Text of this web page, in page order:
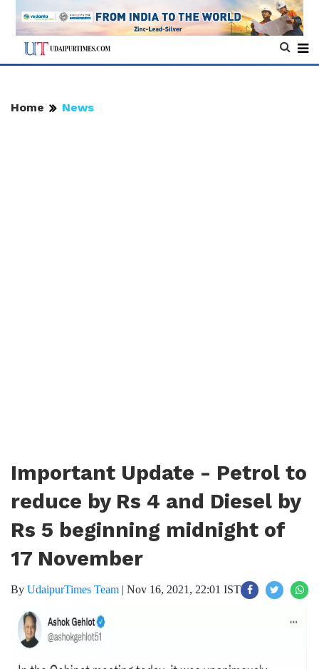
Home News
Important Update - Petrol to
reduce by Rs 4 and Diesel by
Rs 5 beginning midnight of
17 November
By UdaipurTimes Team | Nov 16, 2021, 22:01 IST